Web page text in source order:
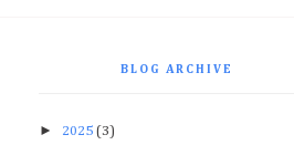
BLOG ARCHIVE
► 2025 (3)